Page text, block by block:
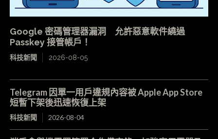
Google 密碼管理器漏洞 允許惡意軟件繞過
Passkey 接管帳戶！
科技新聞 2026-08-05
Telegram 因單一用戶違規內容被 Apple App Store
短暫下架後迅速恢復上架
科技新聞 2026-08-04